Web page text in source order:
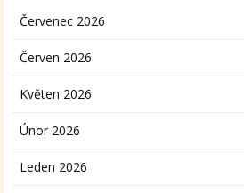
Červenec 2026
Červen 2026
Květen 2026
Únor 2026
Leden 2026